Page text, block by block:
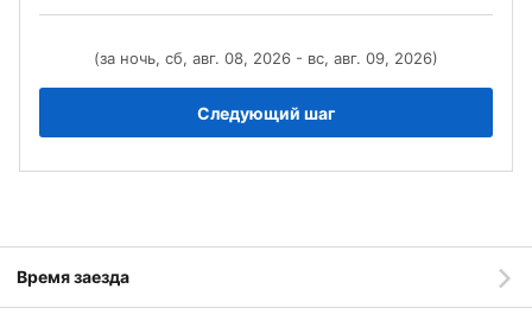
(за ночь, сб, авг. 08, 2026 - вс, авг. 09, 2026)
Следующий шаг
Время заезда